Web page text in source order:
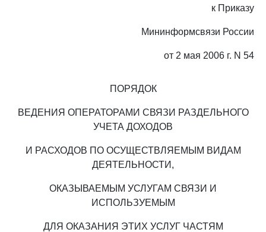
к Приказу
Мининформсвязи России
от 2 мая 2006 г. N 54
ПОРЯДОК
ВЕДЕНИЯ ОПЕРАТОРАМИ СВЯЗИ РАЗДЕЛЬНОГО
УЧЕТА ДОХОДОВ
И РАСХОДОВ ПО ОСУЩЕСТВЛЯЕМЫМ ВИДАМ
ДЕЯТЕЛЬНОСТИ,
ОКАЗЫВАЕМЫМ УСЛУГАМ СВЯЗИ И
ИСПОЛЬЗУЕМЫМ
ДЛЯ ОКАЗАНИЯ ЭТИХ УСЛУГ ЧАСТЯМ